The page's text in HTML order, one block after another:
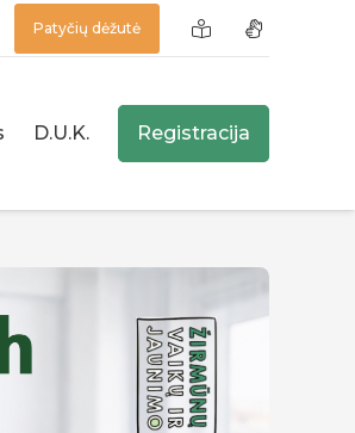
Patyčių dėžutė
D.U.K. Registracija